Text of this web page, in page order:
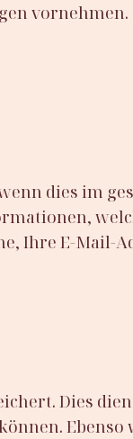
vornehmen.
dies im
Ihre E-Mail-
Dies
Ebenso